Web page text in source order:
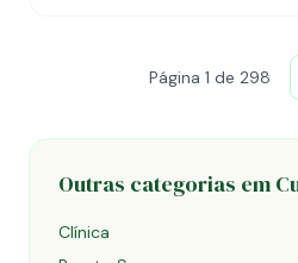
Página 1 de 298
Outras categorias em
Clínica